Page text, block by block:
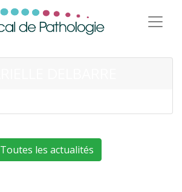
Toutes les actualités